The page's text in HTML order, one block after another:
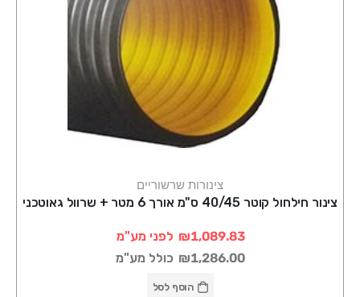
צינורות שרשוריים
צינור חילחול קוטר 40/45 ס"מ אורך 6 מטר + שרוול גאוטכני
₪1,089.83 לפני מע"מ
₪1,286.00 כולל מע"מ
הוסף לסל